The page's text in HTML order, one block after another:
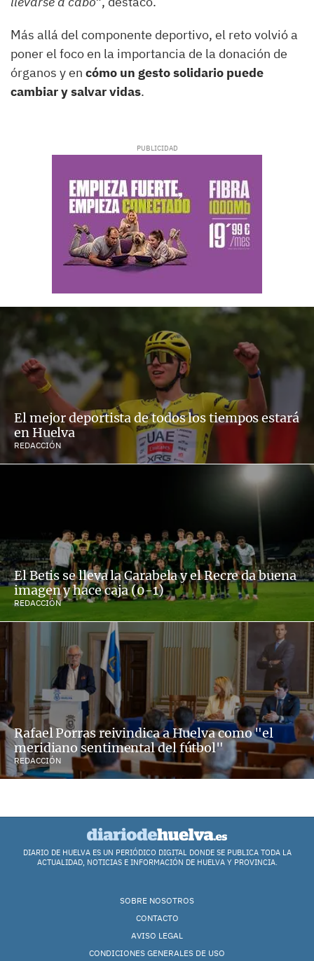
Más allá del componente deportivo, el reto volvió a
poner el foco en la importancia de la donación de
órganos y en cómo un gesto solidario puede
cambiar y salvar vidas.
El mejor deportista de todos los tiempos estará
en Huelva
REDACCIÓN
El Betis se lleva la Carabela y el Recre da buena
imagen y hace caja (0-1)
REDACCIÓN
Rafael Porras reivindica a Huelva como "el
meridiano sentimental del fútbol"
REDACCIÓN
DIARIO DE HUELVA ES UN PERIÓDICO DIGITAL DONDE SE PUBLICA TODA LA
ACTUALIDAD, NOTICIAS E INFORMACIÓN DE HUELVA Y PROVINCIA.
SOBRE NOSOTROS
CONTACTO
AVISO LEGAL
CONDICIONES GENERALES DE USO